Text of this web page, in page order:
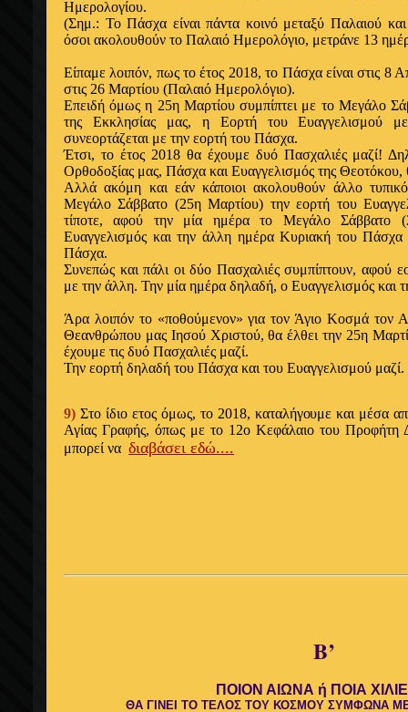
Ημερολογίου.
(Σημ.: Το Πάσχα είναι πάντα κοινό μεταξύ Παλαιού
όσοι ακολουθούν το Παλαιό Ημερολόγιο, μετράνε 13
Είπαμε λοιπόν, πως τοέτος 2018, το Πάσχα είναι στις 8
στις 26 Μαρτίου (Παλαιό Ημερολόγιο).
Επειδή όμως η 25η Μαρτίου συμπίπτει με το Μεγάλο
της Εκκλησίας μας, η Εορτή του Ευαγγελισμού
συνεορτάζεται με την εορτή του Πάσχα.
Έτσι, το έτος 2018 θα έχουμε δυό Πασχαλιές μαζί!
Ορθοδοξίας μας, Πάσχα και Ευαγγελισμός της Θεοτόκου,
Αλλά ακόμη και εάνκάποιοιακολουθούν άλλο
Μεγάλο Σάββατο (25η Μαρτίου) τηνεορτή του
τίποτε,αφού την μία ημέρατο Μεγάλο Σάββατο
Ευαγγελισμός και την άλλη ημέραΚυριακή του
Πάσχα.
Συνεπώς και πάλι οι δύο Πασχαλιές συμπίπτουν,αφού
με την άλλη. Την μία ημέρα δηλαδή, ο Ευαγγελισμός και
Άρα λοιπόν το «ποθούμενον» για τον Άγιο Κοσμά τον
Θεανθρώπου μας Ιησού Χριστού, θαέλθειτην 25η
έχουμε τις δυό Πασχαλιές μαζί.
Την εορτή δηλαδή του Πάσχα και του Ευαγγελισμού μαζί.
9) Στο ίδιο ετος όμως, το 2018, καταλήγουμε και μέσα
Αγίας Γραφής, όπως με το 12ο Κεφάλαιο του Προφήτη
μπορεί να διαβάσει εδώ....
Β’
ΠΟΙΟΝ ΑΙΩΝΑ ή ΠΟΙΑ
ΘΑ ΓΙΝΕΙ ΤΟ ΤΕΛΟΣ ΤΟΥ ΚΟΣΜΟΥ ΣΥΜΦΩΝΑ